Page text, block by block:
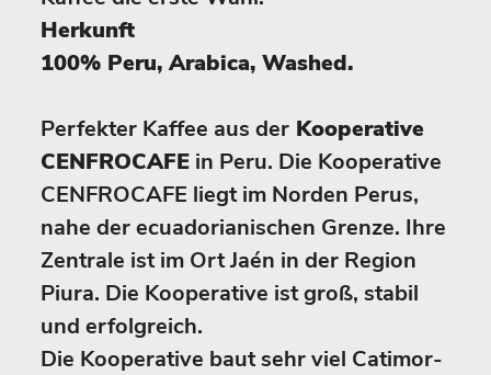
Herkunft
100% Peru, Arabica, Washed.
Perfekter Kaffee aus der Kooperative
CENFROCAFE in Peru. Die Kooperative
CENFROCAFE liegt im Norden Perus,
nahe der ecuadorianischen Grenze. Ihre
Zentrale ist im Ort Jaén in der Region
Piura. Die Kooperative ist groß, stabil
und erfolgreich.
Die Kooperative baut sehr viel Catimor-